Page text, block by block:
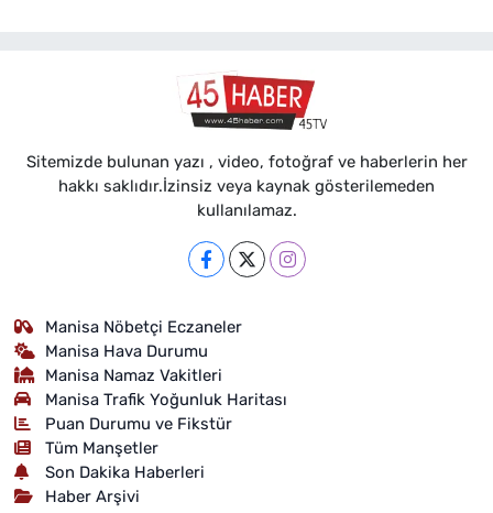
Sitemizde bulunan yazı , video, fotoğraf ve haberlerin her
hakkı saklıdır.İzinsiz veya kaynak gösterilemeden
kullanılamaz.
Manisa Nöbetçi Eczaneler
Manisa Hava Durumu
Manisa Namaz Vakitleri
Manisa Trafik Yoğunluk Haritası
Puan Durumu ve Fikstür
Tüm Manşetler
Son Dakika Haberleri
Haber Arşivi